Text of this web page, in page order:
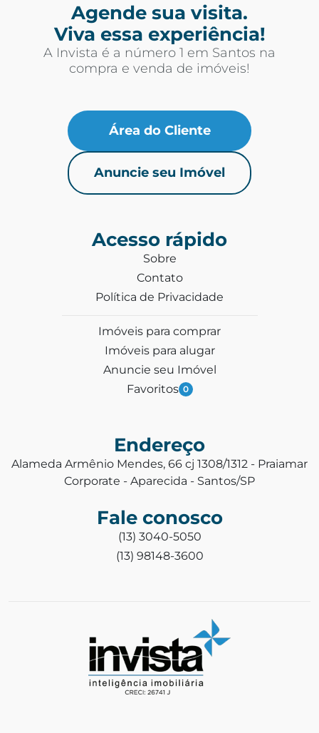
Agende sua visita.
Viva essa experiência!
A Invista é a número 1 em Santos na
compra e venda de imóveis!
Área do Cliente
Anuncie seu Imóvel
Acesso rápido
Sobre
Contato
Política de Privacidade
Imóveis para comprar
Imóveis para alugar
Anuncie seu Imóvel
Favoritos 0
Endereço
Alameda Armênio Mendes, 66 cj 1308/1312 - Praiamar
Corporate - Aparecida - Santos/SP
Fale conosco
(13) 3040-5050
(13) 98148-3600